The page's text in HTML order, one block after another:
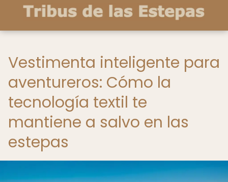
Vestimenta inteligente para
aventureros: Cómo la
tecnología textil te
mantiene a salvo en las
estepas